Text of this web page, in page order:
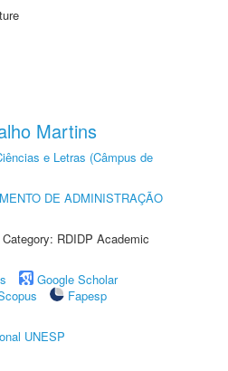
Martins
e Letras (Câmpus de
DE ADMINISTRAÇÃO
RDIDP Academic
Google Scholar
Fapesp
UNESP